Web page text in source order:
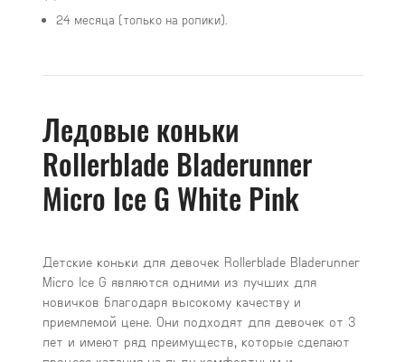
24 месяца (только на ролики).
Ледовые коньки
Rollerblade Bladerunner
Micro Ice G White Pink
Детские коньки для девочек Rollerblade Bladerunner
Micro Ice G являются одними из лучших для
новичков благодаря высокому качеству и
приемлемой цене. Они подходят для девочек от 3
лет и имеют ряд преимуществ, которые сделают